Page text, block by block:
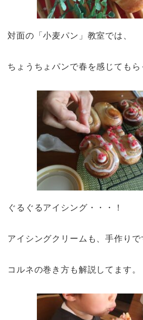
対面の「小麦パン」教室では、
ちょうちょパンで春を感じてもら
ぐるぐるアイシング・・・！
アイシングクリームも、手作りで
コルネの巻き方も解説してます。